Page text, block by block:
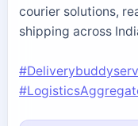
courier solutions,
shipping across